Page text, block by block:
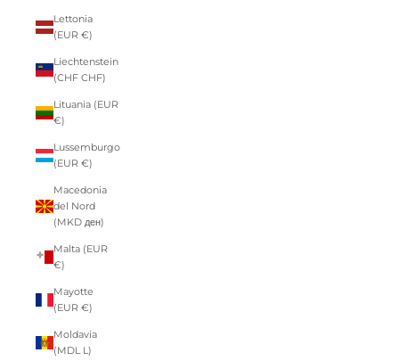
Lettonia
(EUR €)
Liechtenstein
(CHF CHF)
Lituania (EUR
€)
Lussemburgo
(EUR €)
Macedonia
del Nord
(MKD ден)
Malta (EUR
€)
Mayotte
(EUR €)
Moldavia
(MDL L)